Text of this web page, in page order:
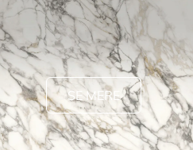
SE MERE